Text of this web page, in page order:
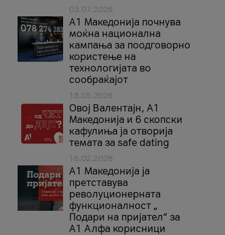
03.07.2026
A1 Македонија почнува
моќна национална
кампања за поодговорно
користење на
технологијата во
сообраќајот
18.05.2026
Овој Валентајн, A1
Македонија и 6 скопски
кафулиња ја отворија
темата за safe dating
16.02.2026
А1 Македонија ја
претставува
револуционерната
функционалност „
Подари на пријател“ за
А1 Алфа корисници